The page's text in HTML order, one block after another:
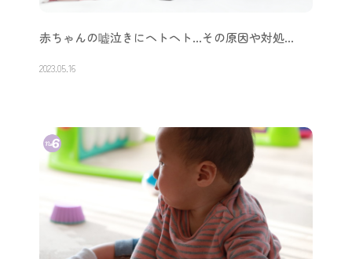
赤ちゃんの嘘泣きにヘトヘト…その原因や対処…
2023.05.16